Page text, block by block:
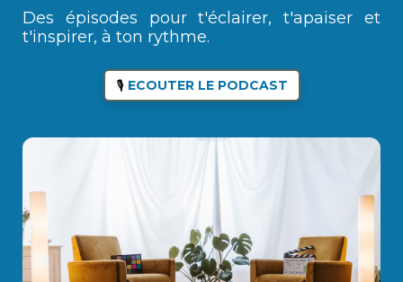
Des épisodes pour t'éclairer, t'apaiser et
t'inspirer, à ton rythme.
🎙️ ECOUTER LE PODCAST